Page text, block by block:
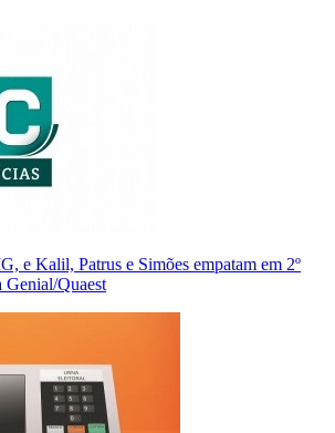
e Kalil, Patrus e Simões empatam em 2º
Genial/Quaest